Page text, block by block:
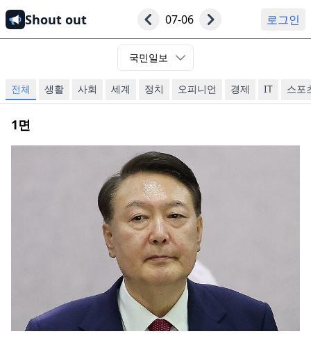
Shout out 07-06 로그인
국민일보
전체 생활 사회 세계 정치 오피니언 경제 IT 스포
1면